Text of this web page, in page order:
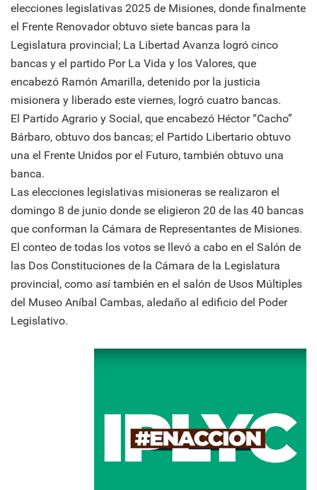
elecciones legislativas 2025 de Misiones, donde finalmente
el Frente Renovador obtuvo siete bancas para la
Legislatura provincial; La Libertad Avanza logró cinco
bancas y el partido Por La Vida y los Valores, que
encabezó Ramón Amarilla, detenido por la justicia
misionera y liberado este viernes, logró cuatro bancas.
El Partido Agrario y Social, que encabezó Héctor “Cacho”
Bárbaro, obtuvo dos bancas; el Partido Libertario obtuvo
una el Frente Unidos por el Futuro, también obtuvo una
banca.
Las elecciones legislativas misioneras se realizaron el
domingo 8 de junio donde se eligieron 20 de las 40 bancas
que conforman la Cámara de Representantes de Misiones.
El conteo de todas los votos se llevó a cabo en el Salón de
las Dos Constituciones de la Cámara de la Legislatura
provincial, como así también en el salón de Usos Múltiples
del Museo Aníbal Cambas, aledaño al edificio del Poder
Legislativo.